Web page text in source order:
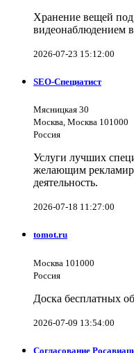
Хранение вещей
видеонаблюдением
2026-07-23 15:12:00
SEO-Специатист
Мясницкая 30
Москва, Москва 101000
Россия
Услуги лучших
желающим
деятельность.
2026-07-18 11:27:00
tomot.ru
Москва 101000
Россия
Доска бесплатных
2026-07-09 13:54:00
Согласование